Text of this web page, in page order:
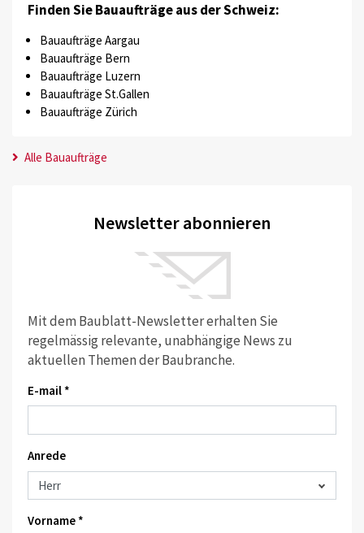
Finden Sie Bauaufträge aus der Schweiz:
Bauaufträge Aargau
Bauaufträge Bern
Bauaufträge Luzern
Bauaufträge St.Gallen
Bauaufträge Zürich
Alle Bauaufträge
Newsletter abonnieren
Mit dem Baublatt-Newsletter erhalten Sie
regelmässig relevante, unabhängige News zu
aktuellen Themen der Baubranche.
E-mail *
Anrede
Vorname *